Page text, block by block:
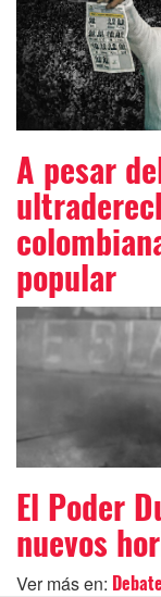
A pesar
popular
El Poder
nuevos
Ver más en: Debate